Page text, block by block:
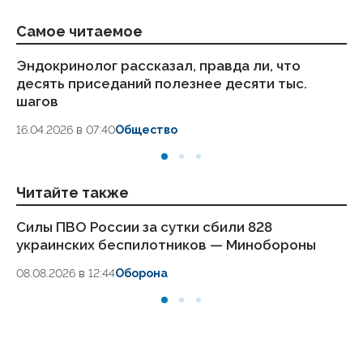
Самое читаемое
Эндокринолог рассказал, правда ли, что
десять приседаний полезнее десяти тыс.
шагов
16.04.2026 в 07:40Общество
Читайте также
Силы ПВО России за сутки сбили 828
украинских беспилотников — Минобороны
08.08.2026 в 12:44Оборона